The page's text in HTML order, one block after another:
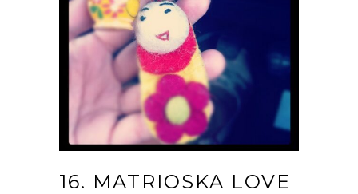
16. MATRIOSKA LOVE